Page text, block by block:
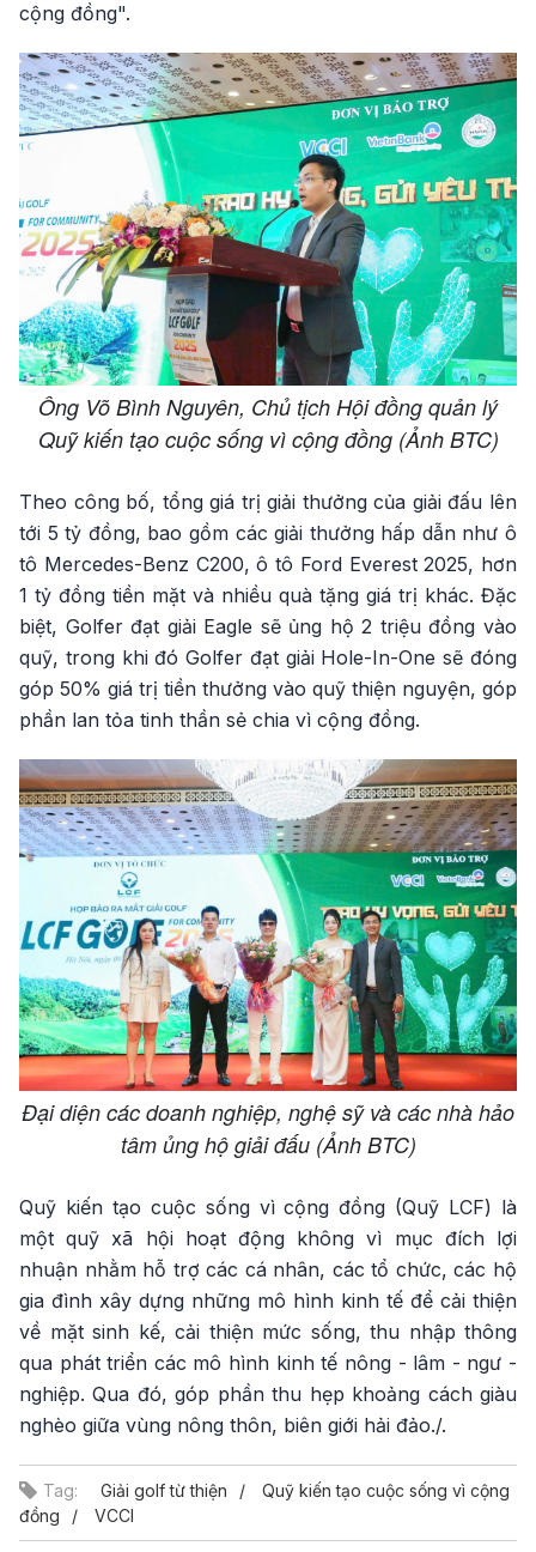
cộng đồng".
Ông Võ Bình Nguyên, Chủ tịch Hội đồng quản lý
Quỹ kiến tạo cuộc sống vì cộng đồng (Ảnh BTC)
Theo công bố, tổng giá trị giải thưởng của giải đấu lên
tới 5 tỷ đồng, bao gồm các giải thưởng hấp dẫn như ô
tô Mercedes-Benz C200, ô tô Ford Everest 2025, hơn
1 tỷ đồng tiền mặt và nhiều quà tặng giá trị khác. Đặc
biệt, Golfer đạt giải Eagle sẽ ủng hộ 2 triệu đồng vào
quỹ, trong khi đó Golfer đạt giải Hole-In-One sẽ đóng
góp 50% giá trị tiền thưởng vào quỹ thiện nguyện, góp
phần lan tỏa tinh thần sẻ chia vì cộng đồng.
Đại diện các doanh nghiệp, nghệ sỹ và các nhà hảo
tâm ủng hộ giải đấu (Ảnh BTC)
Quỹ kiến tạo cuộc sống vì cộng đồng (Quỹ LCF) là
một quỹ xã hội hoạt động không vì mục đích lợi
nhuận nhằm hỗ trợ các cá nhân, các tổ chức, các hộ
gia đình xây dựng những mô hình kinh tế để cải thiện
về mặt sinh kế, cải thiện mức sống, thu nhập thông
qua phát triển các mô hình kinh tế nông - lâm - ngư -
nghiệp. Qua đó, góp phần thu hẹp khoảng cách giàu
nghèo giữa vùng nông thôn, biên giới hải đảo./.
Tag: Giải golf từ thiện
Quỹ kiến tạo cuộc sống vì cộng
đồng
VCCI